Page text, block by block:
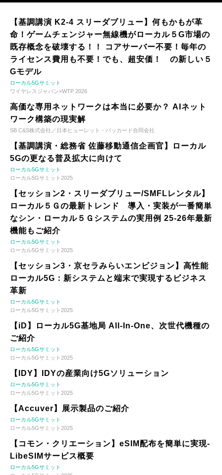
【基調講演 K2-4 スリーダブリュー】何もかもが革
命！ゲームチェンジャー無線機がローカル５G市場の
既存概念を破壊する！！ コアサーバー不要！毎年の
ライセンス費用も不要！でも、超安価！ の新しい５
Gモデル
ローカル5Gサミット
ワイヤレスジャパン×WTP 2026
高価な専用ネットワークは本当に必要か？ AIネット
ワーク構築の現実解
SB C&S株式会社／日本ヒューレット・パッカード合同会社
【基調講演・総務省 佐藤移動通信企画官】ローカル
5Gの更なる普及拡大に向けて
ローカル5Gサミット
ローカル5Gサミット2025
【セッション2・スリーダブリュー/SMFLレンタル】
ローカル５Ｇの最新トレンド 導入・実装が一番簡単
なシン・ローカル５Ｇシステムの実用例 25-26年最新
機能もご紹介
ローカル5Gサミット
ローカル5Gサミット2025
【セッション3・京セラみらいエンビジョン】高性能
ローカル5G：新システムと端末で実現するビジネス
革新
ローカル5Gサミット
ローカル5Gサミット2025
【iD】ローカル5G基地局 All-In-One、次世代機種の
ご紹介
ローカル5Gサミット
ローカル5Gサミット2025
【IDY】IDYの産業向け5Gソリューション
ローカル5Gサミット
ローカル5Gサミット2025
【Accuver】展示製品のご紹介
ローカル5Gサミット
ローカル5Gサミット2025
【コモン・クリエーション】eSIM配布を簡単に実現-
LibeSIMサービス概要
ローカル5Gサミット